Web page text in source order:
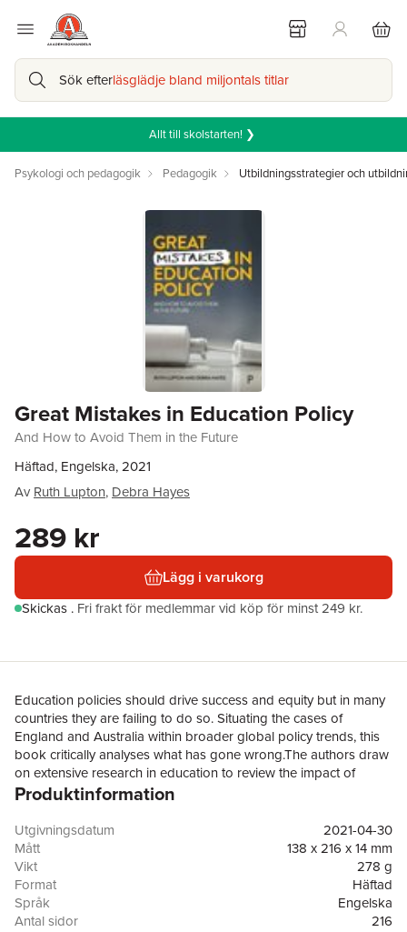
Sök efterläsglädje bland miljontals titlar
Allt till skolstarten! ❯
Psykologi och pedagogik Pedagogik Utbildningsstrategier och
Great Mistakes in Education Policy
And How to Avoid Them in the Future
Häftad, Engelska, 2021
Av Ruth Lupton, Debra Hayes
289 kr
Lägg i varukorg
Skickas . Fri frakt för medlemmar vid köp för minst 249 kr.
Education policies should drive success and equity but in many
countries they are failing to do so. Situating the cases of
England and Australia within broader global policy trends, this
book critically analyses what has gone wrong.The authors draw
on extensive research in education to review the impact of
multiple policies on students, teachers and schools, with a focus
education most. They issue a fundamental challenge to the
policy orthodoxies of recent decades and set out a blueprint for
making education both better and fairer.
Produktinformation
Utgivningsdatum
2021-04-30
Mått
138 x 216 x 14 mm
Vikt
278 g
Format
Häftad
Språk
Engelska
Antal sidor
216